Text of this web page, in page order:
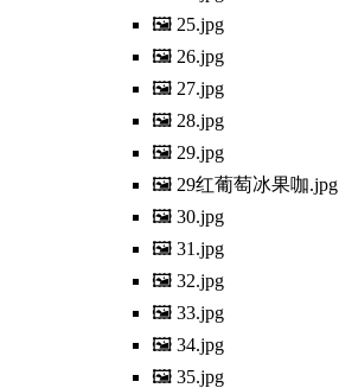
🖼️ 25.jpg
🖼️ 26.jpg
🖼️ 27.jpg
🖼️ 28.jpg
🖼️ 29.jpg
🖼️ 29红葡萄冰果咖.jpg
🖼️ 30.jpg
🖼️ 31.jpg
🖼️ 32.jpg
🖼️ 33.jpg
🖼️ 34.jpg
🖼️ 35.jpg